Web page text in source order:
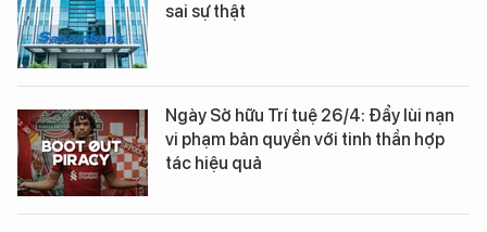
sai sự thật
Ngày Sở hữu Trí tuệ 26/4: Đẩy lùi nạn
vi phạm bản quyền với tinh thần hợp
tác hiệu quả